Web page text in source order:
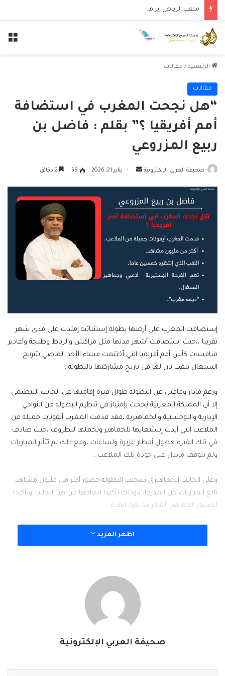
الرئيسية / مقالات
مقالات
“هل نجحت المغرب في استضافة
أمم أفريقيا ؟” بقلم : فاضل بن
ربيع المزروعي
صحيفة العربي الإلكترونية
أرسل يناير 21, 2026 59
إستضافت المغرب على أرضها بطولة إستثنائية إمتدت على مدى شهر
تقريبا ،،حيث استضافت أشهر مدنها مثل مراكش والرباط وطنجة وأغادير
منافسات كأس أمم أفريقيا التي أختتمت مساء الأحد الماضي بتتويج
السنغال بلقب ثان لها في تاريخ مشاركتها بالبطولة .
ورغم مادار وماقيل عن البطولة طوال فترة إقامتها عن الجانب التنظيمي
إلا أن المملكة المغربية نجحت بإمتياز في تنظيم البطولة من النواحي
الإدارية واللوجستية والجماهيرية ،فقد قدمت المغرب أيقونات جميلة من
الملاعب التي أبدت إستيعابها للجماهير وتحملها للظروف ،حيث صادف
في تلك الفترة هطول أمطار غزيرة ولساعات ،ومع ذلك لم تتأثر المباريات
ولم تتوقف مايدل على جودة تلك الملاعب .
وعلى الجانب الجماهيري سجلت البطولة حضور أكثر من مليون مشاهد
تابع المباريات من المدرجات،وذلك تأكيدا لنجاحها من هذا الجانب وتأكيدا
لعشق الجماهير المغربية لكرة القدم .
لقد تابعنا في السنوات الماضية مع تعاقب البلدان الأفريقية على تنظيم
البطولة، بعض الأحداث التي عكرت صفو البطولة مثل سرقات الوفود
رغم كل ما سُجِل من نجاح يفتخر به الشعب المغربي ،إلا أن النهاية
السعيدة لم تكتب لهم ، فبعد المشوار الرائع للمنتخب الملقب بأسود
إنتظره خمسين عاما بالكمال والتمام ، لكنه خسر اللقب في مشهد
مستحبة بعد أن كان قاب قوسين أو أدنى من التتويج أو بلغة الزمن على
اظهر المزيد
صحيفة العربي الإلكترونية